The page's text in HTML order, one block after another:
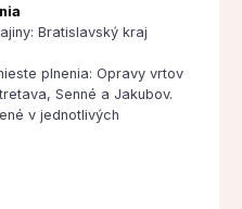
Bratislavský kraj
plnenia: Opravy vrtov
Senné a Jakubov.
v jednotlivých